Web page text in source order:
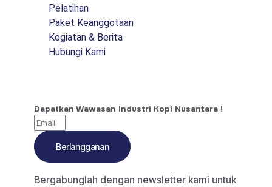
Pelatihan
Paket Keanggotaan
Kegiatan & Berita
Hubungi Kami
Dapatkan Wawasan Industri Kopi Nusantara !
Berlangganan
Bergabunglah dengan newsletter kami untuk